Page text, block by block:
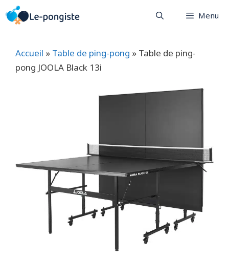
Aller
au
Menu
Accueil » Table de ping-pong » Table de ping-
pong JOOLA Black 13i